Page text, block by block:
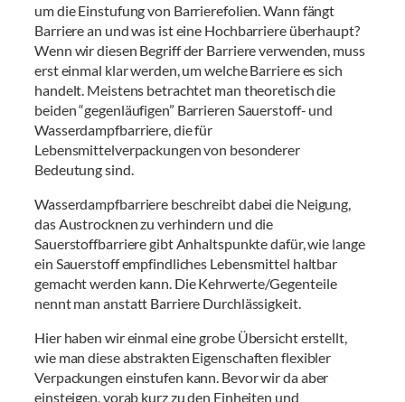
um die Einstufung von Barrierefolien. Wann fängt
Barriere an und was ist eine Hochbarriere überhaupt?
Wenn wir diesen Begriff der Barriere verwenden, muss
erst einmal klar werden, um welche Barriere es sich
handelt. Meistens betrachtet man theoretisch die
beiden “gegenläufigen” Barrieren Sauerstoff- und
Wasserdampfbarriere, die für
Lebensmittelverpackungen von besonderer
Bedeutung sind.
Wasserdampfbarriere beschreibt dabei die Neigung,
das Austrocknen zu verhindern und die
Sauerstoffbarriere gibt Anhaltspunkte dafür, wie lange
ein Sauerstoff empfindliches Lebensmittel haltbar
gemacht werden kann. Die Kehrwerte/Gegenteile
nennt man anstatt Barriere Durchlässigkeit.
Hier haben wir einmal eine grobe Übersicht erstellt,
wie man diese abstrakten Eigenschaften flexibler
Verpackungen einstufen kann. Bevor wir da aber
einsteigen, vorab kurz zu den Einheiten und
Testservice Newsletter
Registrieren Sie sich zu unserem kostenlosen Newsletter,
den wir einmal monatlich versenden.
Mit dem Abo akzeptieren sie unsere Hinweise zum
Datenschutz